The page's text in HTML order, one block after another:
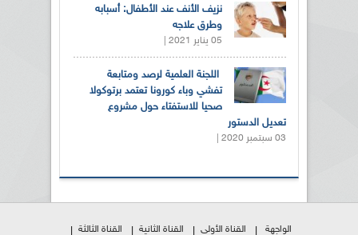
نزيف الأنف عند الأطفال: أسبابه
وطرق علاجه
05 يناير 2021 |
اللجنة العلمية لرصد ومتابعة
تفشي وباء كورونا تعتمد برتوكولا
صحيا للاستفتاء حول مشروع
تعديل الدستور
03 سبتمبر 2020 |
الواجهة القناة الأولى القناة الثانية القناة الثالثة